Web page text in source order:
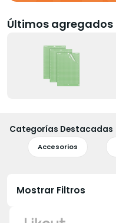
Últimos agregados
Categorías Destacadas
Accesorios
Mostrar Filtros